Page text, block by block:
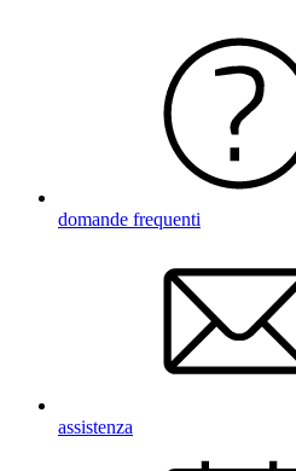
domande frequenti
assistenza